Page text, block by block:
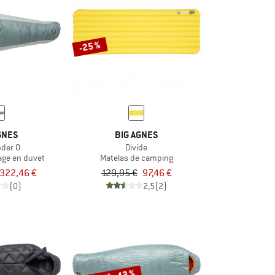
0
en duvet
€
(0)
-25 %
BIG AGNES
Divide
Matelas de camping
129,95 € 97,46 €
2,5(2)